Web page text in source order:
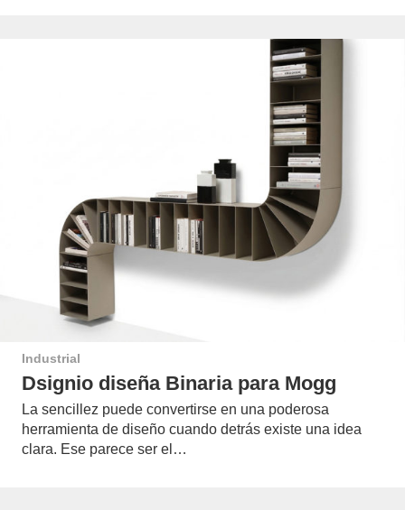
Industrial
Dsignio diseña Binaria para Mogg
La sencillez puede convertirse en una poderosa
herramienta de diseño cuando detrás existe una idea
clara. Ese parece ser el…